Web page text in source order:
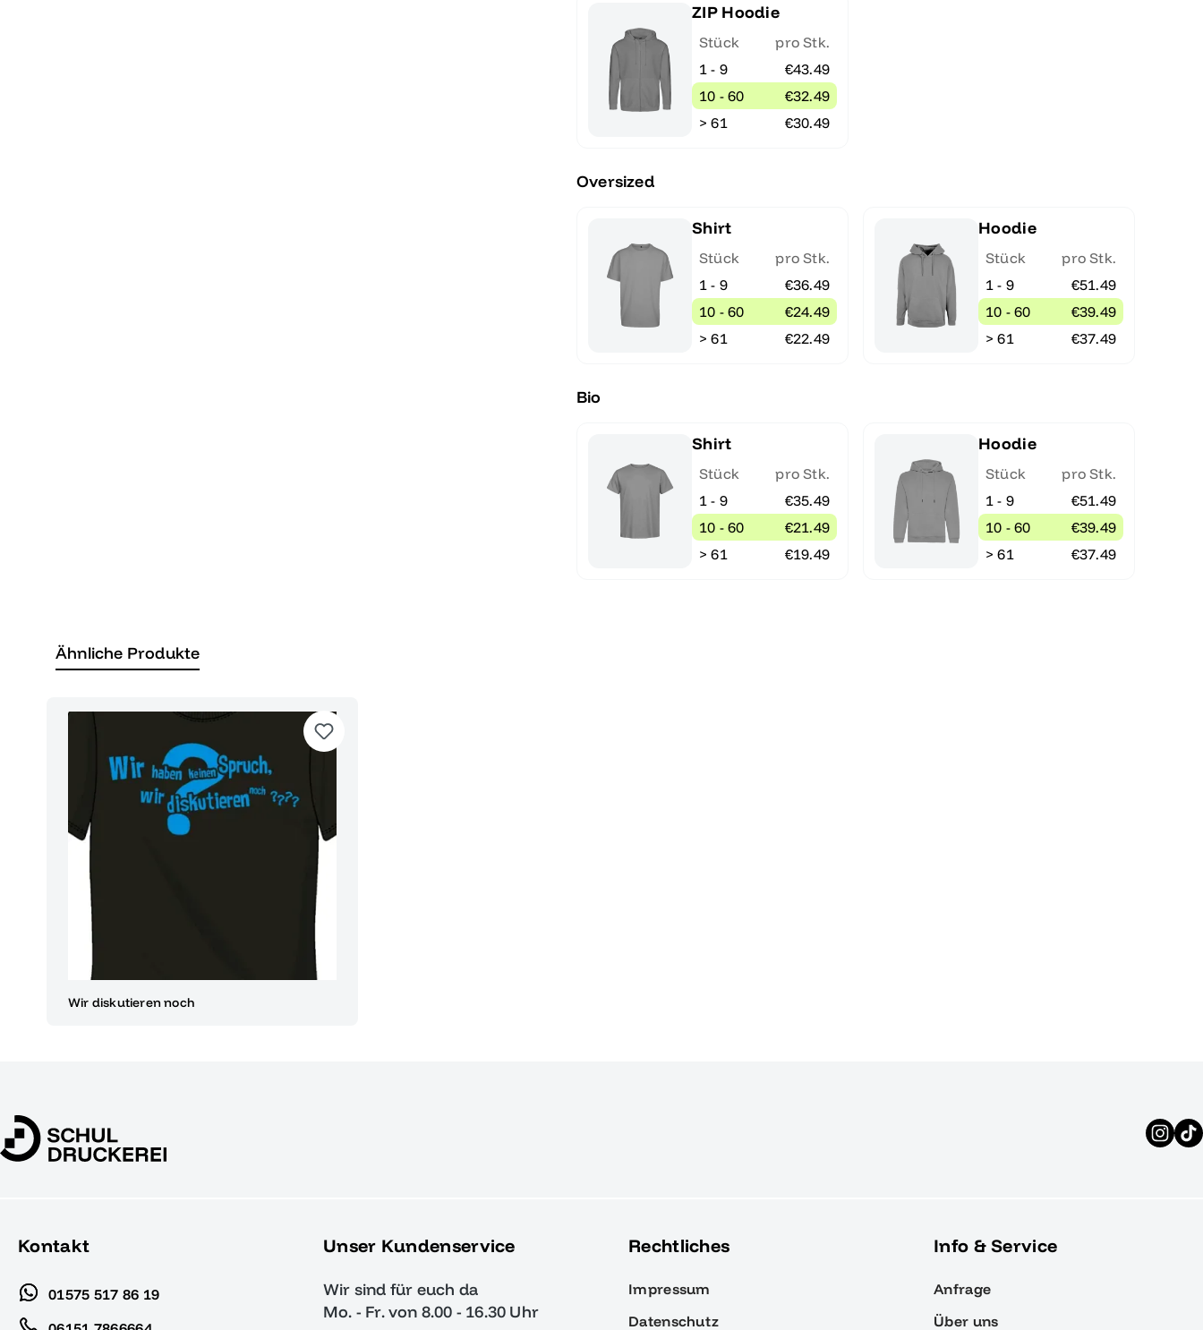
ZIP Hoodie
Stück
pro Stk.
1 - 9
€43.49
10 - 60
€32.49
> 61
€30.49
Oversized
Shirt
Stück
pro Stk.
1 - 9
€36.49
10 - 60
€24.49
> 61
€22.49
Hoodie
Stück
pro Stk.
1 - 9
€51.49
10 - 60
€39.49
> 61
€37.49
Bio
Shirt
Stück
pro Stk.
1 - 9
€35.49
10 - 60
€21.49
> 61
€19.49
Hoodie
Stück
pro Stk.
1 - 9
€51.49
10 - 60
€39.49
> 61
€37.49
Ähnliche Produkte
Wir diskutieren noch
Kontakt
01575 517 86 19
Unser Kundenservice
Wir sind für euch da
Mo. - Fr. von 8.00 - 16.30 Uhr
Rechtliches
Impressum
Datenschutz
Info & Service
Anfrage
Über uns